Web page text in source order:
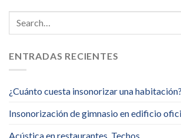
ENTRADAS RECIENTES
¿Cuánto cuesta insonorizar una habitación?
Insonorización de gimnasio en edificio
Acústica en restaurantes. Techos